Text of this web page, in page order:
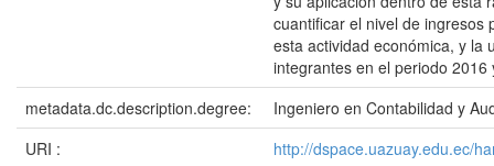
cuantificar el nivel de ingresos
esta actividad económica, y la
integrantes en el periodo 2016
metadata.dc.description.degree:
Ingeniero en Contabilidad y
URI :
http://dspace.uazuay.edu.ec/